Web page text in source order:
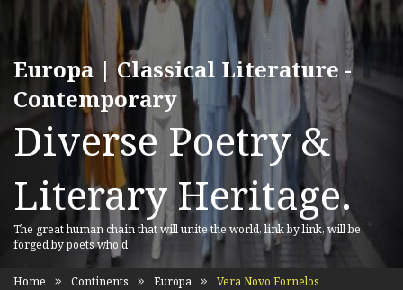
Europa | Classical Literature -
Contemporary
Diverse Poetry &
Literary Heritage.
The great human chain that will unite the world, link by link, will be
forged by poets who d
Home Continents Europa Vera Novo Fornelos